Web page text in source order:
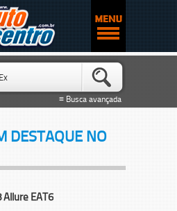
≡ Busca avançada
DESTAQUE NO
Allure EAT6